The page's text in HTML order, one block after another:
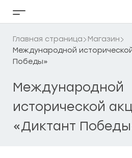
Кнопка
бокового
меню
Главная страница
Магазин
Международной
Победы»
Международной
исторической
«Диктант